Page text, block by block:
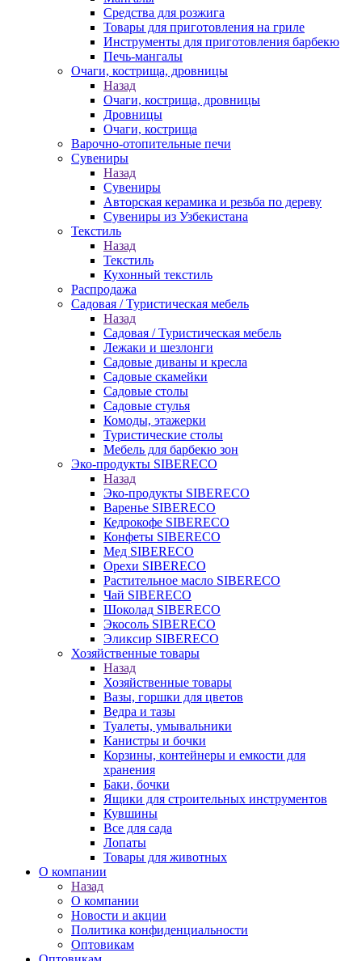
Средства для розжига
Товары для приготовления на гриле
Инструменты для приготовления барбекю
Печь-мангалы
Очаги, кострища, дровницы
Назад
Очаги, кострища, дровницы
Дровницы
Очаги, кострища
Варочно-отопительные печи
Сувениры
Назад
Сувениры
Авторская керамика и резьба по дереву
Сувениры из Узбекистана
Текстиль
Назад
Текстиль
Кухонный текстиль
Распродажа
Садовая / Туристическая мебель
Назад
Садовая / Туристическая мебель
Лежаки и шезлонги
Садовые диваны и кресла
Садовые скамейки
Садовые столы
Садовые стулья
Комоды, этажерки
Туристические столы
Мебель для барбекю зон
Эко-продукты SIBERECO
Назад
Эко-продукты SIBERECO
Варенье SIBERECO
Кедрокофе SIBERECO
Конфеты SIBERECO
Мед SIBERECO
Орехи SIBERECO
Растительное масло SIBERECO
Чай SIBERECO
Шоколад SIBERECO
Экосоль SIBERECO
Эликсир SIBERECO
Хозяйственные товары
Назад
Хозяйственные товары
Вазы, горшки для цветов
Ведра и тазы
Туалеты, умывальники
Канистры и бочки
Корзины, контейнеры и емкости для
хранения
Баки, бочки
Ящики для строительных инструментов
Кувшины
Все для сада
Лопаты
Товары для животных
О компании
Назад
О компании
Новости и акции
Политика конфиденциальности
Оптовикам